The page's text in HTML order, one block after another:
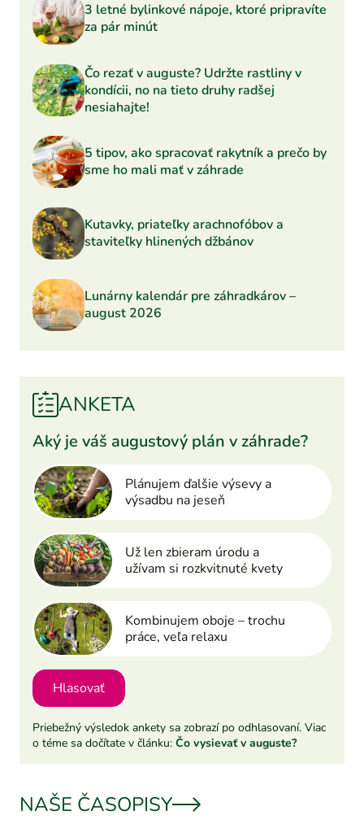
3 letné bylinkové nápoje, ktoré pripravíte
za pár minút
Čo rezať v auguste? Udržte rastliny v
kondícii, no na tieto druhy radšej
nesiahajte!
5 tipov, ako spracovať rakytník a prečo by
sme ho mali mať v záhrade
Kutavky, priateľky arachnofóbov a
staviteľky hlinených džbánov
Lunárny kalendár pre záhradkárov –
august 2026
ANKETA
Aký je váš augustový plán v záhrade?
Plánujem ďalšie výsevy a
výsadbu na jeseň
Už len zbieram úrodu a
užívam si rozkvitnuté kvety
Kombinujem oboje – trochu
práce, veľa relaxu
Hlasovať
Priebežný výsledok ankety sa zobrazí po odhlasovaní. Viac
o téme sa dočítate v článku: Čo vysievať v auguste?
NAŠE ČASOPISY